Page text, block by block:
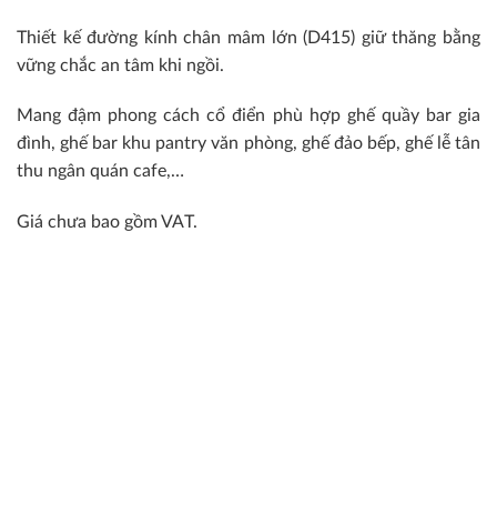
Thiết kế đường kính chân mâm lớn (D415) giữ thăng bằng
vững chắc an tâm khi ngồi.
Mang đậm phong cách cổ điển phù hợp ghế quầy bar gia
đình, ghế bar khu pantry văn phòng, ghế đảo bếp, ghế lễ tân
thu ngân quán cafe,…
Giá chưa bao gồm VAT.